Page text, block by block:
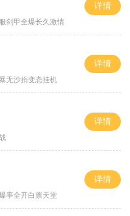
剑甲全爆长久激情
详情
无沙捐变态挂机
详情
详情
率全开白票天堂
详情